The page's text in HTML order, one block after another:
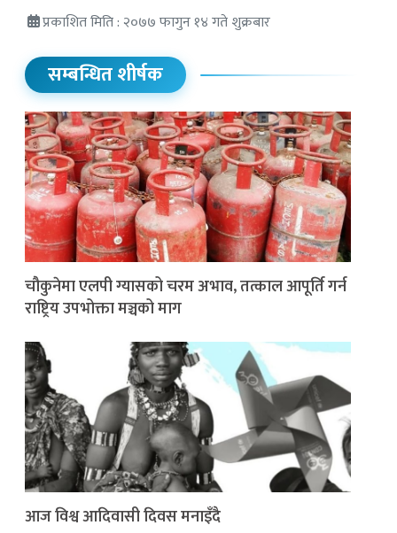
प्रकाशित मिति : २०७७ फागुन १४ गते शुक्रबार
सम्बन्धित शीर्षक
चौकुनेमा एलपी ग्यासको चरम अभाव, तत्काल आपूर्ति गर्न
राष्ट्रिय उपभोक्ता मञ्चको माग
आज विश्व आदिवासी दिवस मनाइँदै